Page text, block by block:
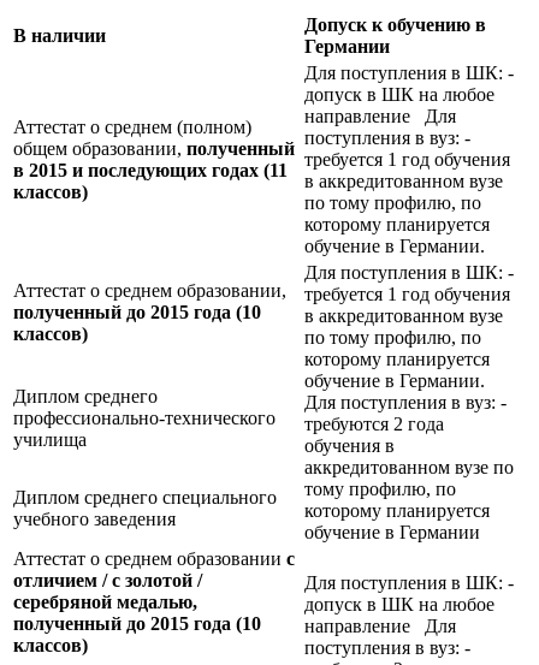
В наличии
Допуск к обучению в
Германии
Аттестат о среднем (полном)
общем образовании, полученный
в 2015 и последующих годах (11
классов)
Для поступления в ШК: -
допуск в ШК на любое
направление Для
поступления в вуз: -
требуется 1 год обучения
в аккредитованном вузе
по тому профилю, по
которому планируется
обучение в Германии.
Аттестат о среднем образовании,
полученный до 2015 года (10
классов)
Для поступления в ШК: -
требуется 1 год обучения
в аккредитованном вузе
по тому профилю, по
которому планируется
обучение в Германии.
Для поступления в вуз: -
требуются 2 года
обучения в
аккредитованном вузе по
тому профилю, по
которому планируется
обучение в Германии
Диплом среднего
профессионально-технического
училища
Диплом среднего специального
учебного заведения
Аттестат о среднем образовании с
отличием / с золотой /
серебряной медалью,
полученный до 2015 года (10
классов)
Для поступления в ШК: -
допуск в ШК на любое
направление Для
поступления в вуз: -